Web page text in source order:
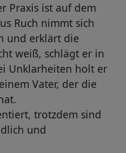
Praxis ist auf dem
Ruch nimmt sich
und erklärt die
weiß, schlägt er in
Unklarheiten holt er
Vater, der die
trotzdem sind
und